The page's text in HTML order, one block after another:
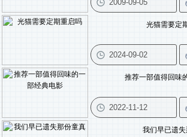
光猫需要定
推荐一部值得回味
我们早已遗